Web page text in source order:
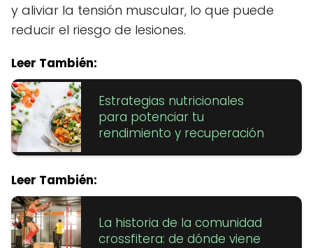
y aliviar la tensión muscular, lo que puede
reducir el riesgo de lesiones.
Leer También:
Estrategias nutricionales
para potenciar tu
rendimiento y recuperación
Leer También:
La historia de la comunidad
crossfitera: de dónde viene